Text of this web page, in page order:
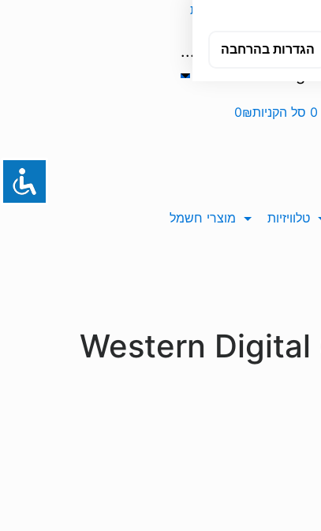
הגדרות בהרחבה
טכנאי מחשבים עד הבית
Orders
...
0 סל הקניות0₪
טלוויזיות
מוצרי חשמל